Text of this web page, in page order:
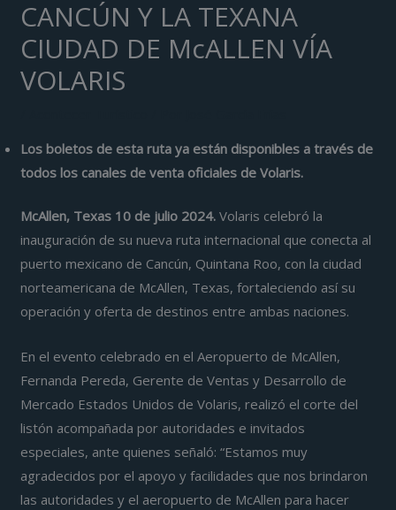
CANCÚN Y LA TEXANA
CIUDAD DE McALLEN VÍA
VOLARIS
Los boletos de esta ruta ya están disponibles a través de
todos los canales de venta oficiales de Volaris.
McAllen, Texas 10 de julio 2024. Volaris celebró la
inauguración de su nueva ruta internacional que conecta al
puerto mexicano de Cancún, Quintana Roo, con la ciudad
norteamericana de McAllen, Texas, fortaleciendo así su
operación y oferta de destinos entre ambas naciones.
En el evento celebrado en el Aeropuerto de McAllen,
Fernanda Pereda, Gerente de Ventas y Desarrollo de
Mercado Estados Unidos de Volaris, realizó el corte del
listón acompañada por autoridades e invitados
especiales, ante quienes señaló: “Estamos muy
agradecidos por el apoyo y facilidades que nos brindaron
las autoridades y el aeropuerto de McAllen para hacer